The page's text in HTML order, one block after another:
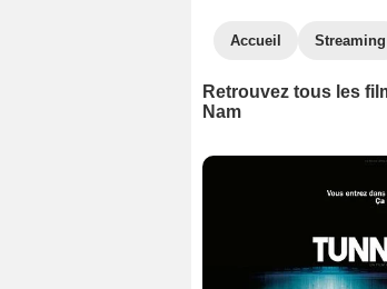
Accueil Streaming
Retrouvez tous les
Nam